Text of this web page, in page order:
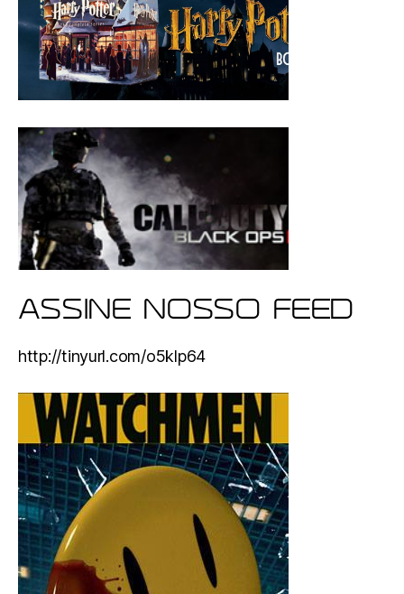
ASSINE NOSSO FEED
http://tinyurl.com/o5klp64